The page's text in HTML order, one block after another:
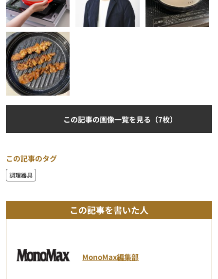
この記事の画像一覧を見る（7枚）
この記事のタグ
調理器具
この記事を書いた人
MonoMax編集部